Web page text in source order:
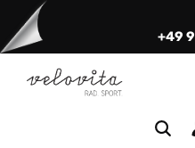
Zum Hauptinhalt springen
+49